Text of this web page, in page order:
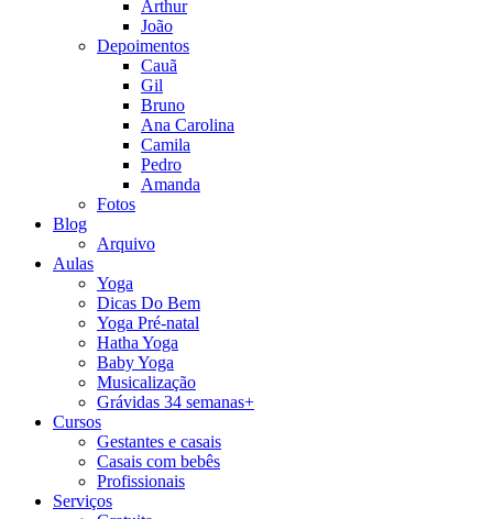
Arthur
João
Depoimentos
Cauã
Gil
Bruno
Ana Carolina
Camila
Pedro
Amanda
Fotos
Blog
Arquivo
Aulas
Yoga
Dicas Do Bem
Yoga Pré-natal
Hatha Yoga
Baby Yoga
Musicalização
Grávidas 34 semanas+
Cursos
Gestantes e casais
Casais com bebês
Profissionais
Serviços